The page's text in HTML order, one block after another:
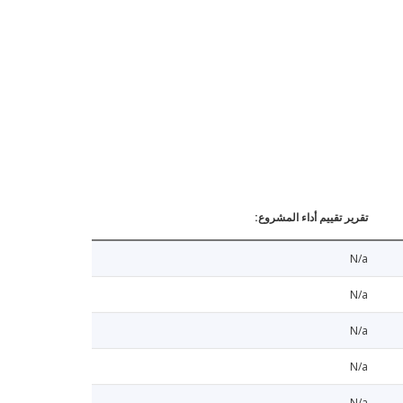
تقرير تقييم أداء المشروع:
N/a
N/a
N/a
N/a